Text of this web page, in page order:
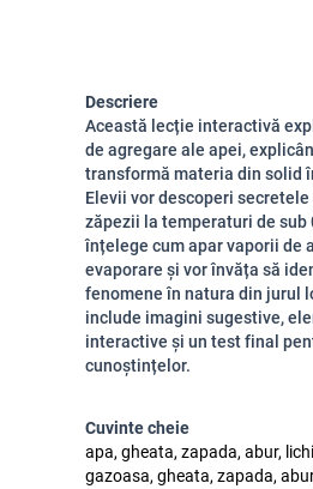
Descriere
Această lecție interactivă
de agregare ale apei,
transformă materia din solid
Elevii vor descoperi
zăpezii la temperaturi de sub
înțelege cum apar vaporii de
evaporare și vor învăța să
fenomene în natura din jurul
include imagini sugestive,
interactive și un test final
cunoștințelor.
Cuvinte cheie
apa, gheata, zapada, abur,
gazoasa, gheata, zapada,